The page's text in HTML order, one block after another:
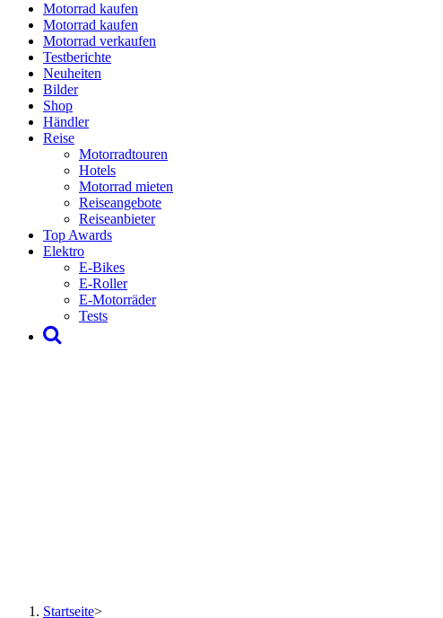
Motorrad kaufen
Motorrad kaufen
Motorrad verkaufen
Testberichte
Neuheiten
Bilder
Shop
Händler
Reise
Motorradtouren
Hotels
Motorrad mieten
Reiseangebote
Reiseanbieter
Top Awards
Elektro
E-Bikes
E-Roller
E-Motorräder
Tests
Startseite>